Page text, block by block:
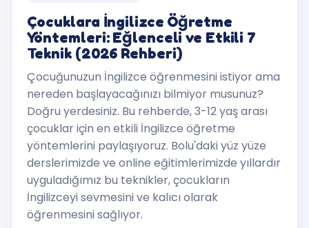
Çocuklara İngilizce Öğretme
Yöntemleri: Eğlenceli ve Etkili 7
Teknik (2026 Rehberi)
Çocuğunuzun İngilizce öğrenmesini istiyor ama
nereden başlayacağınızı bilmiyor musunuz?
Doğru yerdesiniz. Bu rehberde, 3-12 yaş arası
çocuklar için en etkili İngilizce öğretme
yöntemlerini paylaşıyoruz. Bolu'daki yüz yüze
derslerimizde ve online eğitimlerimizde yıllardır
uyguladığımız bu teknikler, çocukların
İngilizceyi sevmesini ve kalıcı olarak
öğrenmesini sağlıyor.